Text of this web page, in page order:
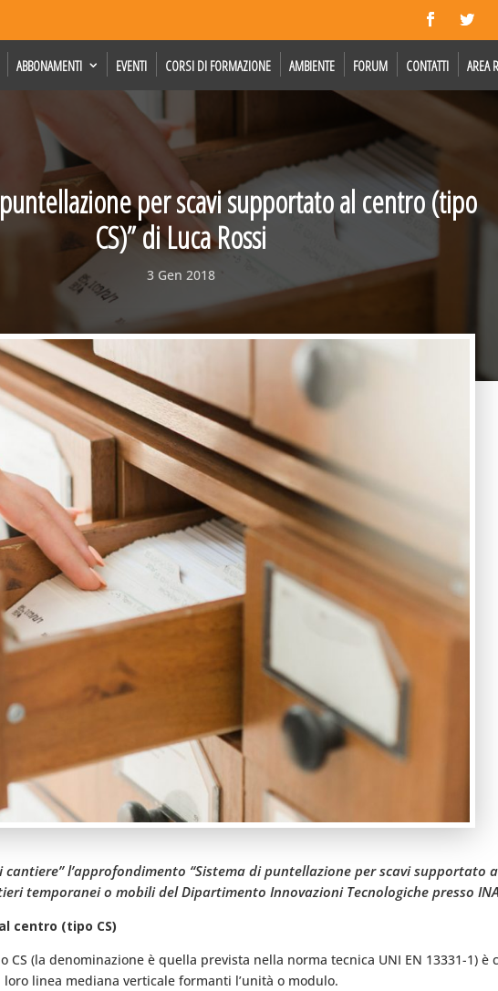
ABBONAMENTI EVENTI CORSI DI FORMAZIONE AMBIENTE FORUM CONTATTI AREA
per scavi supportato al centro (tipo
CS)” di Luca Rossi
3 Gen 2018
l’approfondimento “Sistema di puntellazione per scavi supportato
temporanei o mobili del Dipartimento Innovazioni Tecnologiche presso
centro (tipo CS)
(la denominazione è quella prevista nella norma tecnica UNI EN 13331-1) è
linea mediana verticale formanti l’unità o modulo.